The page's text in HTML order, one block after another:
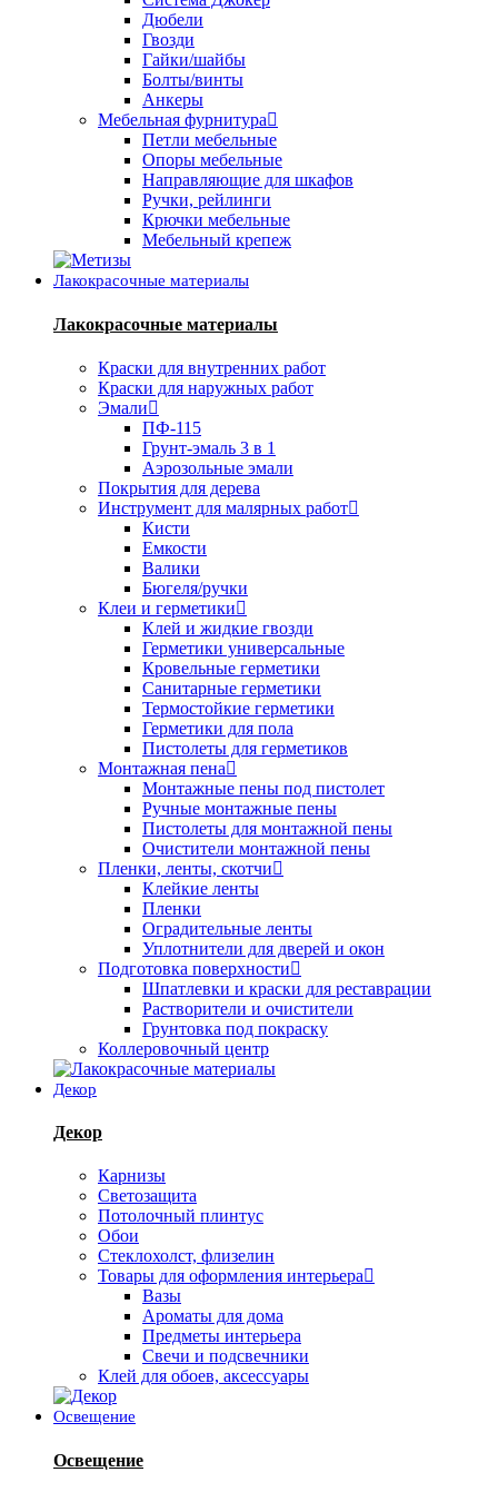
Дюбели
Гвозди
Гайки/шайбы
Болты/винты
Анкеры
Мебельная фурнитура
Петли мебельные
Опоры мебельные
Направляющие для шкафов
Ручки, рейлинги
Крючки мебельные
Мебельный крепеж
Лакокрасочные материалы
Лакокрасочные материалы
Краски для внутренних работ
Краски для наружных работ
Эмали
ПФ-115
Грунт-эмаль 3 в 1
Аэрозольные эмали
Покрытия для дерева
Инструмент для малярных работ
Кисти
Емкости
Валики
Бюгеля/ручки
Клеи и герметики
Клей и жидкие гвозди
Герметики универсальные
Кровельные герметики
Санитарные герметики
Термостойкие герметики
Герметики для пола
Пистолеты для герметиков
Монтажная пена
Монтажные пены под пистолет
Ручные монтажные пены
Пистолеты для монтажной пены
Очистители монтажной пены
Пленки, ленты, скотчи
Клейкие ленты
Пленки
Оградительные ленты
Уплотнители для дверей и окон
Подготовка поверхности
Шпатлевки и краски для реставрации
Растворители и очистители
Грунтовка под покраску
Коллеровочный центр
Декор
Декор
Карнизы
Светозащита
Потолочный плинтус
Обои
Стеклохолст, флизелин
Товары для оформления интерьера
Вазы
Ароматы для дома
Предметы интерьера
Свечи и подсвечники
Клей для обоев, аксессуары
Освещение
Освещение